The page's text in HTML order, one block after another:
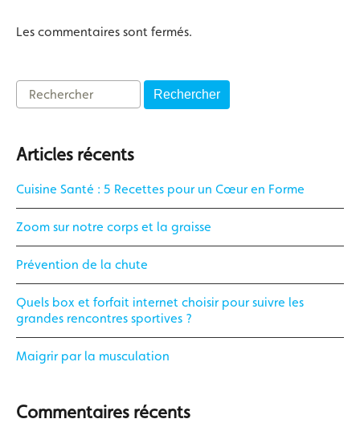
Les commentaires sont fermés.
Rechercher
Articles récents
Cuisine Santé : 5 Recettes pour un Cœur en Forme
Zoom sur notre corps et la graisse
Prévention de la chute
Quels box et forfait internet choisir pour suivre les
grandes rencontres sportives ?
Maigrir par la musculation
Commentaires récents